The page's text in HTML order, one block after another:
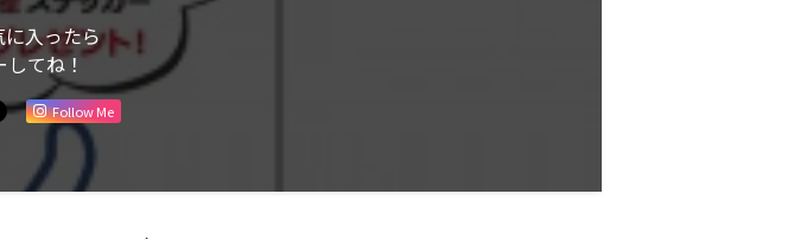
に入ったら
してね！
Follow Me